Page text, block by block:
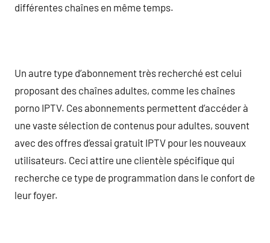
différentes chaînes en même temps.
Un autre type d’abonnement très recherché est celui
proposant des chaînes adultes, comme les chaînes
porno IPTV. Ces abonnements permettent d’accéder à
une vaste sélection de contenus pour adultes, souvent
avec des offres d’essai gratuit IPTV pour les nouveaux
utilisateurs. Ceci attire une clientèle spécifique qui
recherche ce type de programmation dans le confort de
leur foyer.